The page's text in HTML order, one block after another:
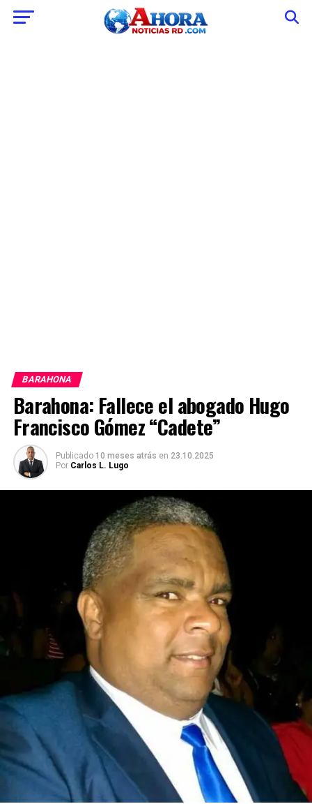
BARAHONA
Barahona: Fallece el abogado Hugo
Francisco Gómez “Cadete”
Publicado 10 meses atrás en 23.10.2025
Por Carlos L. Lugo